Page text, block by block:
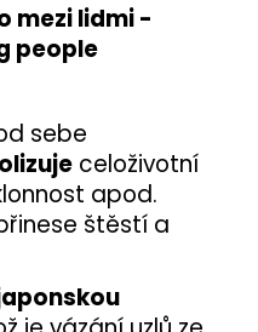
mezi lidmi -
people
sebe
celoživotní
apod.
štěstí a